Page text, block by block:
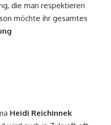
die man respektieren
möchte ihr gesamtes
Heidi Reichinnek